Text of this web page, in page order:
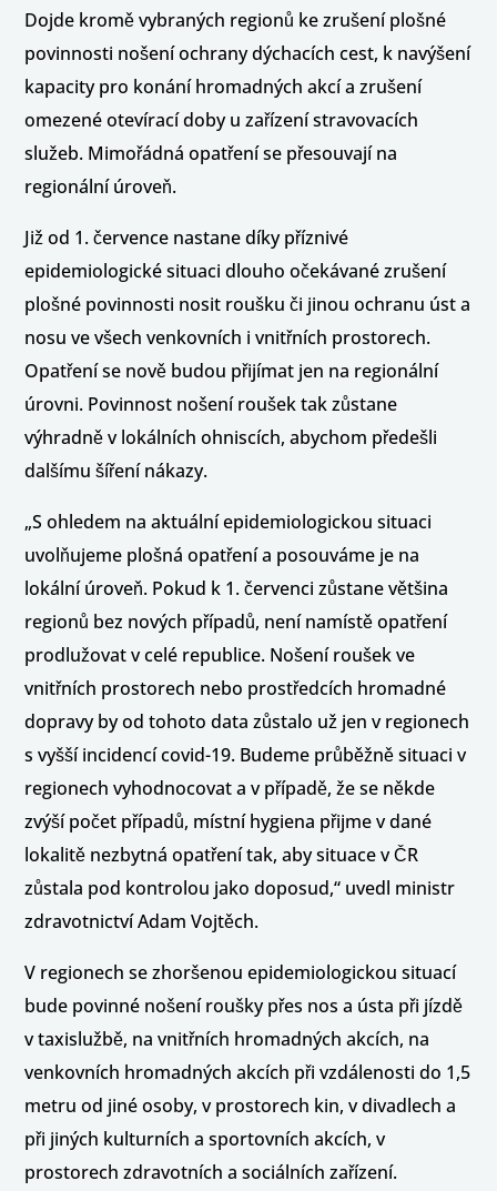
Dojde kromě vybraných regionů ke zrušení plošné
povinnosti nošení ochrany dýchacích cest, k navýšení
kapacity pro konání hromadných akcí a zrušení
omezené otevírací doby u zařízení stravovacích
služeb. Mimořádná opatření se přesouvají na
regionální úroveň.
Již od 1. července nastane díky příznivé
epidemiologické situaci dlouho očekávané zrušení
plošné povinnosti nosit roušku či jinou ochranu úst a
nosu ve všech venkovních i vnitřních prostorech.
Opatření se nově budou přijímat jen na regionální
úrovni. Povinnost nošení roušek tak zůstane
výhradně v lokálních ohniscích, abychom předešli
dalšímu šíření nákazy.
„S ohledem na aktuální epidemiologickou situaci
uvolňujeme plošná opatření a posouváme je na
lokální úroveň. Pokud k 1. červenci zůstane většina
regionů bez nových případů, není namístě opatření
prodlužovat v celé republice. Nošení roušek ve
vnitřních prostorech nebo prostředcích hromadné
dopravy by od tohoto data zůstalo už jen v regionech
s vyšší incidencí covid-19. Budeme průběžně situaci v
regionech vyhodnocovat a v případě, že se někde
zvýší počet případů, místní hygiena přijme v dané
lokalitě nezbytná opatření tak, aby situace v ČR
zůstala pod kontrolou jako doposud,“ uvedl ministr
zdravotnictví Adam Vojtěch.
V regionech se zhoršenou epidemiologickou situací
bude povinné nošení roušky přes nos a ústa při jízdě
v taxislužbě, na vnitřních hromadných akcích, na
venkovních hromadných akcích při vzdálenosti do 1,5
metru od jiné osoby, v prostorech kin, v divadlech a
při jiných kulturních a sportovních akcích, v
prostorech zdravotních a sociálních zařízení.